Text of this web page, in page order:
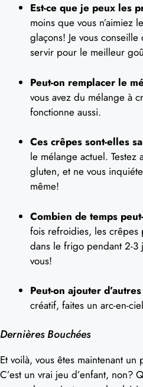
Est-ce que je peux les
moins que vous n’aimiez
glaçons! Je vous
servir pour le meilleur
Peut-on remplacer le
vous avez du mélange à
fonctionne aussi.
Ces crêpes sont-elles
le mélange actuel. Testez
gluten, et ne vous
même!
Combien de temps
fois refroidies, les crêpes
dans le frigo pendant 2-3
vous!
Peut-on ajouter
créatif, faites un arc-en-
Dernières Bouchées
Et voilà, vous êtes maintenant un
C’est un vrai jeu d’enfant, non?